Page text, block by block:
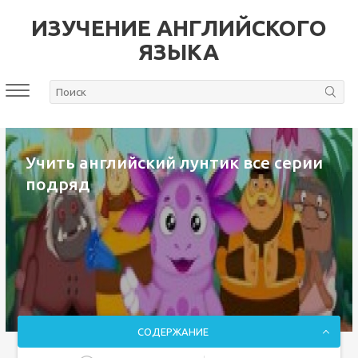
ИЗУЧЕНИЕ АНГЛИЙСКОГО
ЯЗЫКА
Учить английский лунтик все серии
подряд
СОДЕРЖАНИЕ